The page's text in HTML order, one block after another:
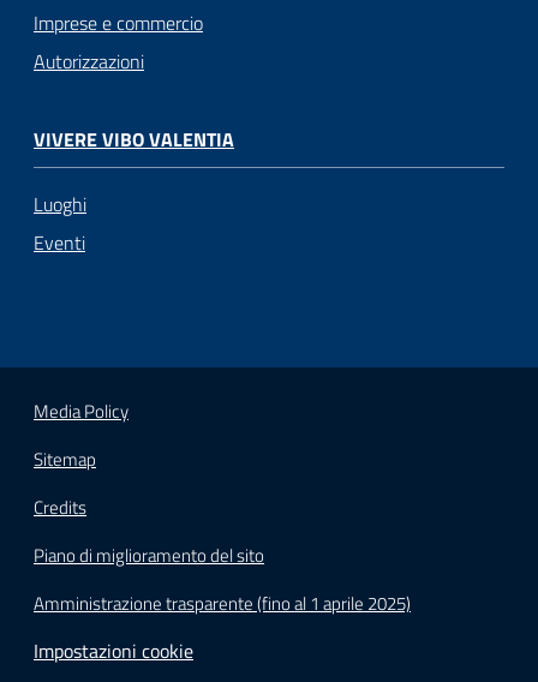
Imprese e commercio
Autorizzazioni
VIVERE VIBO VALENTIA
Luoghi
Eventi
Media Policy
Sitemap
Credits
Piano di miglioramento del sito
Amministrazione trasparente (fino al 1 aprile 2025)
Impostazioni cookie